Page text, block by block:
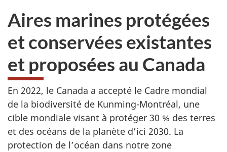
Aires marines protégées
et conservées existantes
et proposées au Canada
En 2022, le Canada a accepté le Cadre mondial
de la biodiversité de Kunming-Montréal, une
cible mondiale visant à protéger 30 % des terres
et des océans de la planète d’ici 2030. La
protection de l’océan dans notre zone